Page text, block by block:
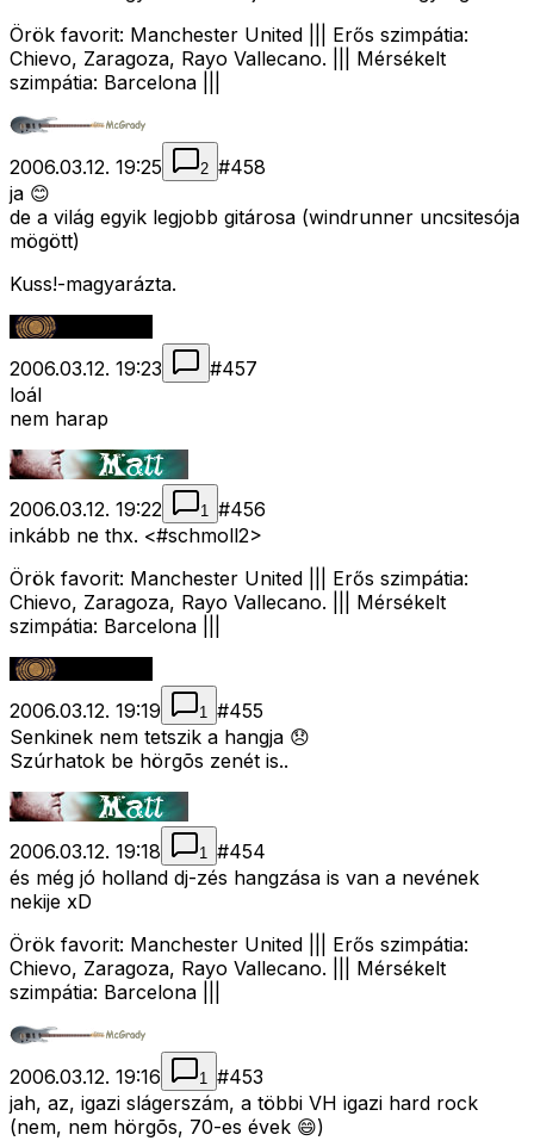
Örök favorit: Manchester United ||| Erős szimpátia:
Chievo, Zaragoza, Rayo Vallecano. ||| Mérsékelt
szimpátia: Barcelona |||
2006.03.12. 19:25 2 #458
ja 😊
de a világ egyik legjobb gitárosa (windrunner uncsitesója
mögött)
Kuss!-magyarázta.
2006.03.12. 19:23 #457
loál
nem harap
2006.03.12. 19:22 1 #456
inkább ne thx. <#schmoll2>
Örök favorit: Manchester United ||| Erős szimpátia:
Chievo, Zaragoza, Rayo Vallecano. ||| Mérsékelt
szimpátia: Barcelona |||
2006.03.12. 19:19 1 #455
Senkinek nem tetszik a hangja 😞
Szúrhatok be hörgõs zenét is..
2006.03.12. 19:18 1 #454
és még jó holland dj-zés hangzása is van a nevének
nekije xD
Örök favorit: Manchester United ||| Erős szimpátia:
Chievo, Zaragoza, Rayo Vallecano. ||| Mérsékelt
szimpátia: Barcelona |||
2006.03.12. 19:16 1 #453
jah, az, igazi slágerszám, a többi VH igazi hard rock
(nem, nem hörgõs, 70-es évek 😄)